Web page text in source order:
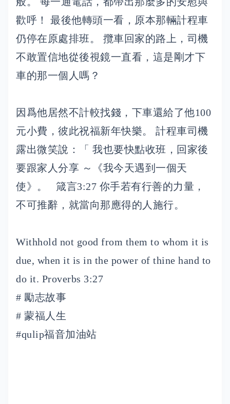
歡呼！ 最後他轉頭一看，原本那輛計程車
仍停在原處排班。 攬車回家的路上，司機
不敢置信地從後視鏡一直看，這是剛才下
車的那一個人嗎？
因爲他居然不計較找錢，下車還給了他100
元小費，彼此祝福新年快樂。 計程車司機
露出微笑說：「 我也要快點收班，回家後
要跟家人分享 ～《我今天遇到一個天
使》。 箴言3:27 你手若有行善的力量，
不可推辭，就當向那應得的人施行。
Withhold not good from them to whom it is
due, when it is in the power of thine hand to
do it. Proverbs 3:27
# 勵志故事
# 蒙福人生
#qulip福音加油站